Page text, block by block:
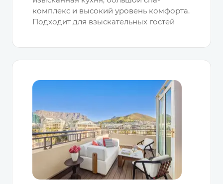
комплекс и высокий уровень комфорта.
Подходит для взыскательных гостей